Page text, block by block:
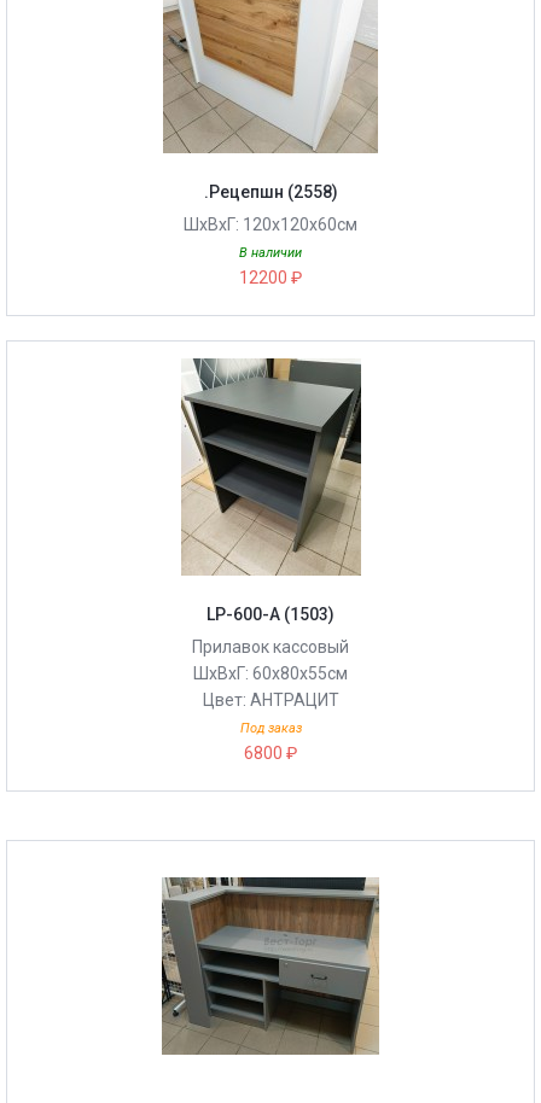
.Рецепшн (2558)
ШхВхГ: 120х120х60см
В наличии
12200 ₽
LP-600-A (1503)
Прилавок кассовый
ШхВхГ: 60х80х55см
Цвет: АНТРАЦИТ
Под заказ
6800 ₽